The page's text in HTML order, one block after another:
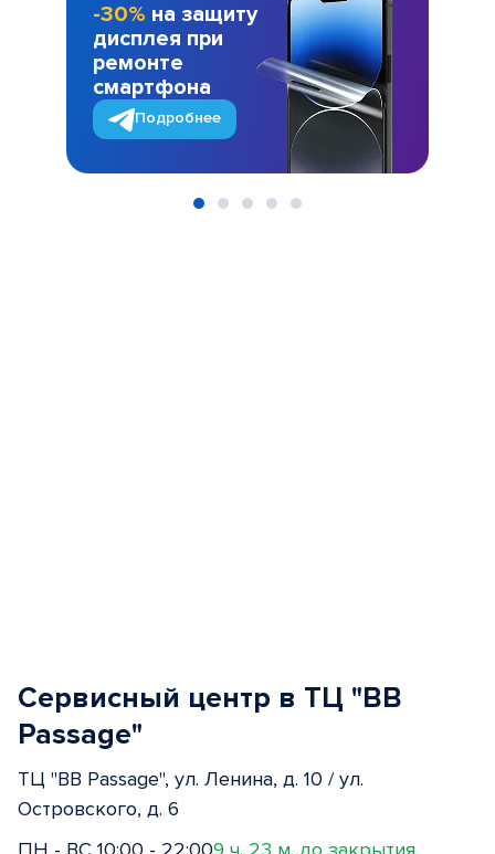
-30% на защиту
дисплея при
ремонте
смартфона
Подробнее
Сервисный центр в ТЦ "BB
Passage"
ТЦ "BB Passage", ул. Ленина, д. 10 / ул.
Островского, д. 6